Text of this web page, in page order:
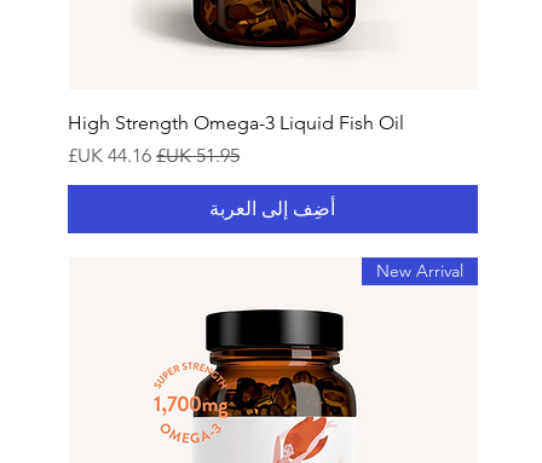
High Strength Omega-3 Liquid Fish Oil
سعر عادي سعر البيع
أضِف إلى العربة
New Arrival